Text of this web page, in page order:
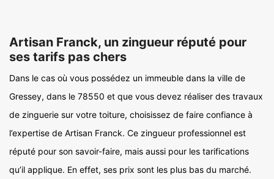
Artisan Franck, un zingueur réputé pour
ses tarifs pas chers
Dans le cas où vous possédez un immeuble dans la ville de
Gressey, dans le 78550 et que vous devez réaliser des travaux
de zinguerie sur votre toiture, choisissez de faire confiance à
l’expertise de Artisan Franck. Ce zingueur professionnel est
réputé pour son savoir-faire, mais aussi pour les tarifications
qu’il applique. En effet, ses prix sont les plus bas du marché.